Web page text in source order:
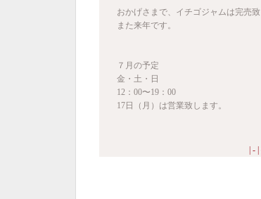
おかげさまで、イチゴジャムは完売致
また来年です。
７月の予定
金・土・日
12：00〜19：00
17日（月）は営業致します。
| - |